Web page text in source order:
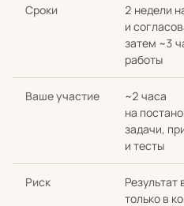
Сроки
2 недели
и
затем ~3
работы
Ваше участие
~2 часа
на
задачи,
и тесты
Риск
Результат
только в